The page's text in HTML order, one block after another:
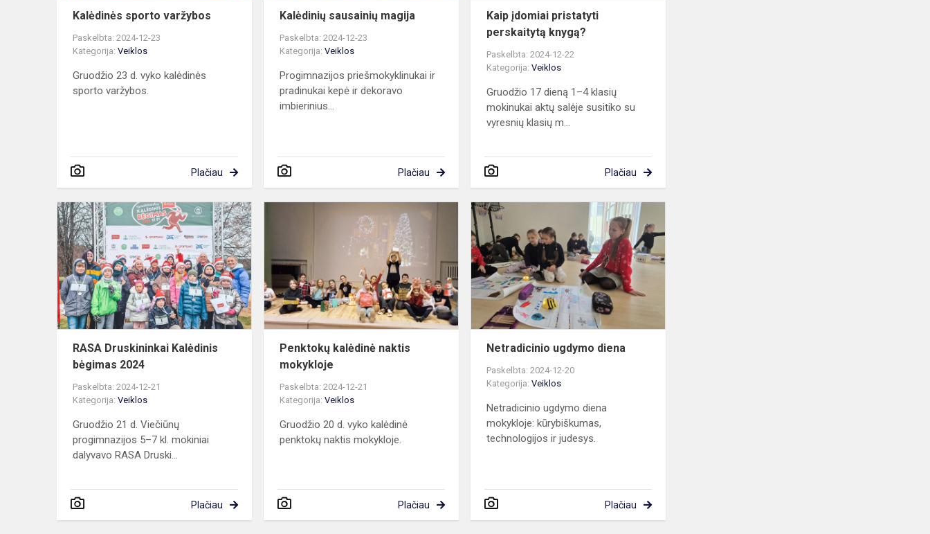
Kalėdinės sporto varžybos
Paskelbta: 2024-12-23
Kategorija: Veiklos
Gruodžio 23 d. vyko kalėdinės
sporto varžybos.
Plačiau
Kalėdinių sausainių magija
Paskelbta: 2024-12-23
Kategorija:Veiklos
Progimnazijos priešmokyklinukai ir
pradinukai kepė ir dekoravo
imbierinius...
Plačiau
Kaip įdomiai pristatyti
perskaitytą knygą?
Paskelbta: 2024-12-22
Kategorija:Veiklos
Gruodžio 17 dieną 1–4 klasių
mokinukai aktų salėje susitiko su
vyresnių klasių m...
Plačiau
RASA
Druskininkai
Kalėdinis
bėgimas
2024
RASA Druskininkai Kalėdinis
bėgimas 2024
Paskelbta: 2024-12-21
Kategorija: Veiklos
Gruodžio 21 d. Viečiūnų
progimnazijos 5–7 kl. mokiniai
dalyvavo RASA Druski...
Plačiau
Penktokų
kalėdinė
naktis
mokykloje
Penktokų kalėdinė naktis
mokykloje
Paskelbta: 2024-12-21
Kategorija:Veiklos
Gruodžio 20 d. vyko kalėdinė
penktokų naktis mokykloje.
Plačiau
Netradicinio ugdymo diena
Paskelbta: 2024-12-20
Kategorija:Veiklos
Netradicinio ugdymo diena
mokykloje: kūrybiškumas,
technologijos ir judesys.
Plačiau